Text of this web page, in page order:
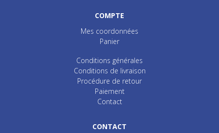
COMPTE
Mes coordonnées
Panier
Conditions générales
Conditions de livraison
Procédure de retour
Paiement
Contact
CONTACT